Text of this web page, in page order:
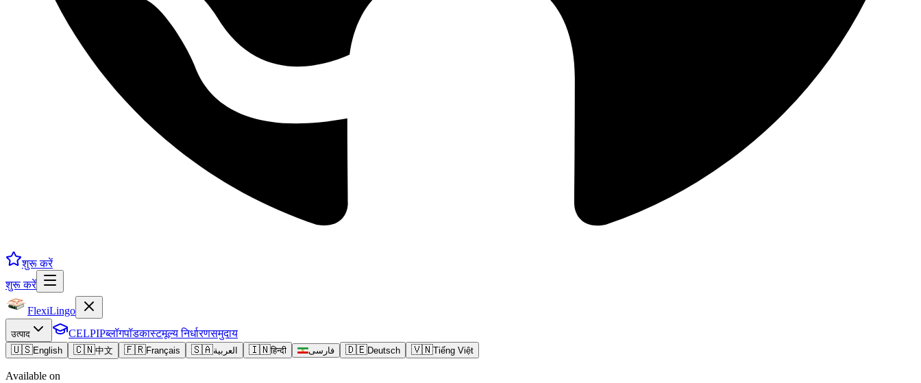
शुरू करें
शुरू करें
FlexiLingo
उत्पाद CELPIPब्लॉगपॉडकास्टमूल्य निर्धारणसमुदाय
🇺🇸English 🇨🇳中文 🇫🇷Français 🇸🇦العربية 🇮🇳हिन्दी فارسی 🇩🇪Deutsch 🇻🇳Tiếng Việt
Available on